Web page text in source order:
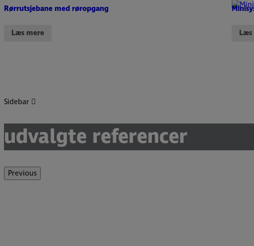
Rørrutsjebane med røropgang
Læs mere Læs
Sidebar
udvalgte referencer
Previous